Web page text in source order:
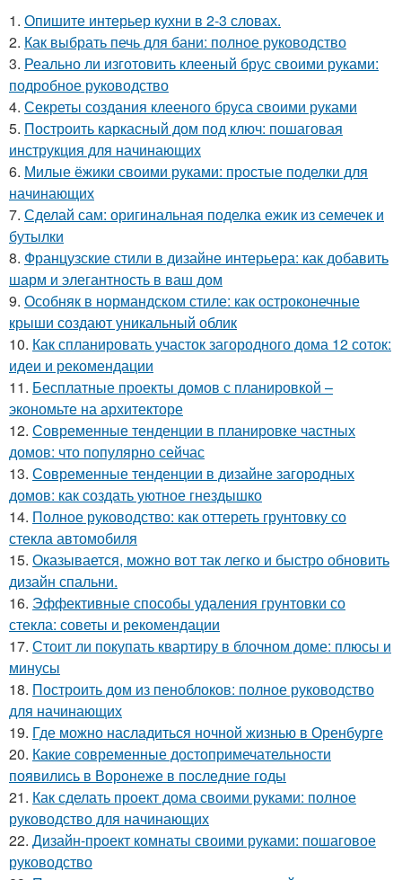
1. Опишите интерьер кухни в 2-3 словах.
2. Как выбрать печь для бани: полное руководство
3. Реально ли изготовить клееный брус своими руками:
подробное руководство
4. Секреты создания клееного бруса своими руками
5. Построить каркасный дом под ключ: пошаговая
инструкция для начинающих
6. Милые ёжики своими руками: простые поделки для
начинающих
7. Сделай сам: оригинальная поделка ежик из семечек и
бутылки
8. Французские стили в дизайне интерьера: как добавить
шарм и элегантность в ваш дом
9. Особняк в нормандском стиле: как остроконечные
крыши создают уникальный облик
10. Как спланировать участок загородного дома 12 соток:
идеи и рекомендации
11. Бесплатные проекты домов с планировкой –
экономьте на архитекторе
12. Современные тенденции в планировке частных
домов: что популярно сейчас
13. Современные тенденции в дизайне загородных
домов: как создать уютное гнездышко
14. Полное руководство: как оттереть грунтовку со
стекла автомобиля
15. Оказывается, можно вот так легко и быстро обновить
дизайн спальни.
16. Эффективные способы удаления грунтовки со
стекла: советы и рекомендации
17. Стоит ли покупать квартиру в блочном доме: плюсы и
минусы
18. Построить дом из пеноблоков: полное руководство
для начинающих
19. Где можно насладиться ночной жизнью в Оренбурге
20. Какие современные достопримечательности
появились в Воронеже в последние годы
21. Как сделать проект дома своими руками: полное
руководство для начинающих
22. Дизайн-проект комнаты своими руками: пошаговое
руководство